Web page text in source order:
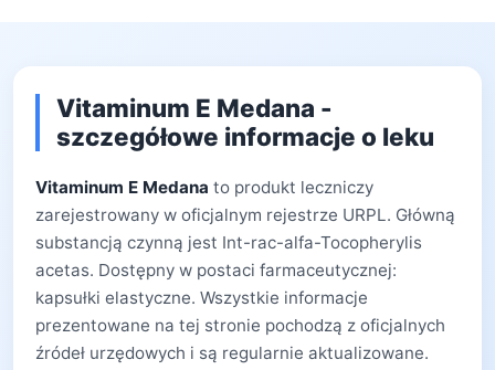
Vitaminum E Medana -
szczegółowe informacje o leku
Vitaminum E Medana to produkt leczniczy
zarejestrowany w oficjalnym rejestrze URPL. Główną
substancją czynną jest Int-rac-alfa-Tocopherylis
acetas. Dostępny w postaci farmaceutycznej:
kapsułki elastyczne. Wszystkie informacje
prezentowane na tej stronie pochodzą z oficjalnych
źródeł urzędowych i są regularnie aktualizowane.